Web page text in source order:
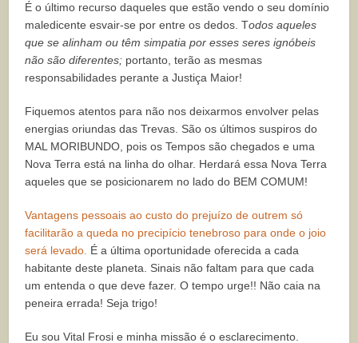
É o último recurso daqueles que estão vendo o seu domínio
maledicente esvair-se por entre os dedos. Todos aqueles
que se alinham ou têm simpatia por esses seres ignóbeis
não são diferentes; portanto, terão as mesmas
responsabilidades perante a Justiça Maior!
Fiquemos atentos para não nos deixarmos envolver pelas
energias oriundas das Trevas. São os últimos suspiros do
MAL MORIBUNDO, pois os Tempos são chegados e uma
Nova Terra está na linha do olhar. Herdará essa Nova Terra
aqueles que se posicionarem no lado do BEM COMUM!
Vantagens pessoais ao custo do prejuízo de outrem só
facilitarão a queda no precipício tenebroso para onde o joio
será levado. É a última oportunidade oferecida a cada
habitante deste planeta. Sinais não faltam para que cada
um entenda o que deve fazer. O tempo urge!! Não caia na
peneira errada! Seja trigo!
Eu sou Vital Frosi e minha missão é o esclarecimento.